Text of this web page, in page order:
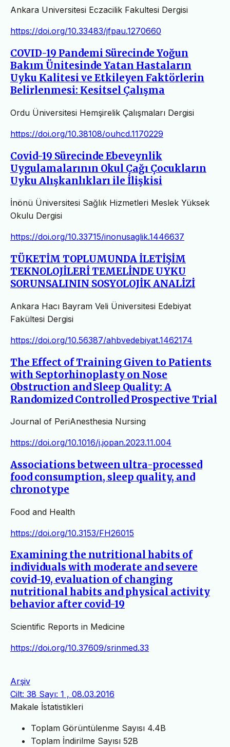
Ankara Universitesi Eczacilik Fakultesi Dergisi
https://doi.org/10.33483/jfpau.1270660
COVID-19 Pandemi Sürecinde Yoğun
Bakım Ünitesinde Yatan Hastaların
Uyku Kalitesi ve Etkileyen Faktörlerin
Belirlenmesi: Kesitsel Çalışma
Ordu Üniversitesi Hemşirelik Çalışmaları Dergisi
https://doi.org/10.38108/ouhcd.1170229
Covid-19 Sürecinde Ebeveynlik
Uygulamalarının Okul Çağı Çocukların
Uyku Alışkanlıkları ile İlişkisi
İnönü Üniversitesi Sağlık Hizmetleri Meslek Yüksek
Okulu Dergisi
https://doi.org/10.33715/inonusaglik.1446637
TÜKETİM TOPLUMUNDA İLETİŞİM
TEKNOLOJİLERİ TEMELİNDE UYKU
SORUNSALININ SOSYOLOJİK ANALİZİ
Ankara Hacı Bayram Veli Üniversitesi Edebiyat
Fakültesi Dergisi
https://doi.org/10.56387/ahbvedebiyat.1462174
The Effect of Training Given to Patients
with Septorhinoplasty on Nose
Obstruction and Sleep Quality: A
Randomized Controlled Prospective Trial
Journal of PeriAnesthesia Nursing
https://doi.org/10.1016/j.jopan.2023.11.004
Associations between ultra-processed
food consumption, sleep quality, and
chronotype
Food and Health
https://doi.org/10.3153/FH26015
Examining the nutritional habits of
individuals with moderate and severe
covid-19, evaluation of changing
nutritional habits and physical activity
behavior after covid-19
Scientific Reports in Medicine
https://doi.org/10.37609/srinmed.33
Arşiv
Cilt: 38 Sayı: 1 , 08.03.2016
Makale İstatistikleri
Toplam Görüntülenme Sayısı 4.4B
Toplam İndirilme Sayısı 52B